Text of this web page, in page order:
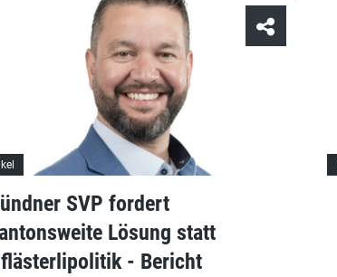
SVP fordert
Lösung statt
- Bericht